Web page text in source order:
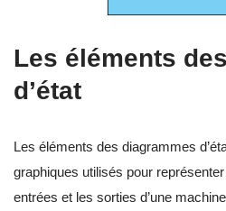
Les éléments
d’état
Les éléments des diagrammes
graphiques utilisés pour
entrées et les sorties d’une